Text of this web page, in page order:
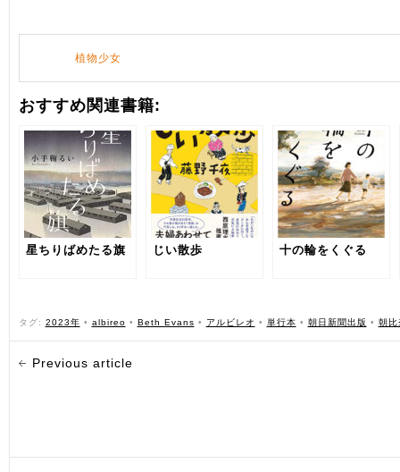
植物少女
おすすめ関連書籍:
星ちりばめたる旗 じい散歩 十の輪をくぐる
タグ: 2023年 • albireo • Beth Evans • アルビレオ • 単行本 • 朝日新聞出版 • 朝比
Previous article